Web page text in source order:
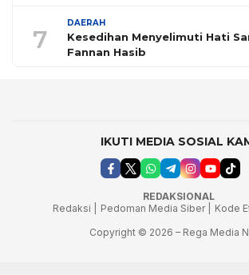
7
DAERAH
Kesedihan Menyelimuti Hati
Fannan Hasib
IKUTI MEDIA SOSIAL
REDAKSIONAL
Redaksi |
Pedoman Media Siber |
Kode
Copyright © 2026 – Rega Media